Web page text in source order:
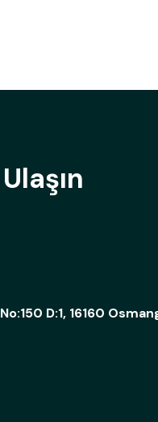
D:1, 16160